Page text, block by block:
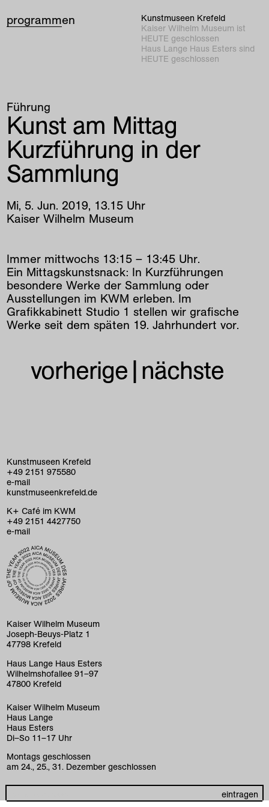
programmen
Kunstmuseen Krefeld
Kaiser Wilhelm Museum ist
HEUTE geschlossen
Haus Lange Haus Esters sind
HEUTE geschlossen
home
ausstellungen
programm
sammlung
kunstvermittlung
besuch
museum
k+ café
stiftungen
engagement
Führung
Kunst am Mittag
Kurzführung in der
Sammlung
Mi, 5.Jun. 2019, 13.15 Uhr
Kaiser Wilhelm Museum
Immer mittwochs 13:15 – 13:45 Uhr.
Ein Mittagskunstsnack: In Kurzführungen
besondere Werke der Sammlung oder
Ausstellungen im KWM erleben. Im
Grafikkabinett Studio 1 stellen wir grafische
Werke seit dem späten 19. Jahrhundert vor.
vorherige|nächste
Kunstmuseen Krefeld
+49 2151 975580
e-mail
kunstmuseenkrefeld.de
K+ Café im KWM
+49 2151 4427750
e-mail
Kaiser Wilhelm Museum
Joseph-Beuys-Platz 1
47798 Krefeld
Haus Lange Haus Esters
Wilhelmshofallee 91–97
47800 Krefeld
Kaiser Wilhelm Museum
Haus Lange
Haus Esters
Di–So 11–17 Uhr
Montags geschlossen
am 24., 25., 31. Dezember geschlossen